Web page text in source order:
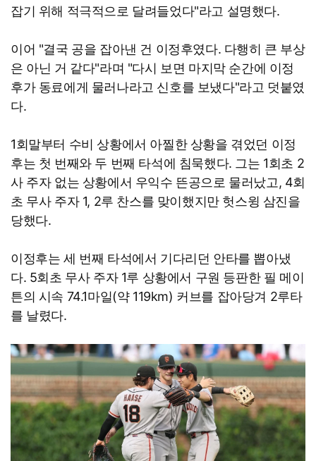
잡기 위해 적극적으로 달려들었다"라고 설명했다.
이어 "결국 공을 잡아낸 건 이정후였다. 다행히 큰 부상
은 아닌 거 같다"라며 "다시 보면 마지막 순간에 이정
후가 동료에게 물러나라고 신호를 보냈다"라고 덧붙였
다.
1회말부터 수비 상황에서 아찔한 상황을 겪었던 이정
후는 첫 번째와 두 번째 타석에 침묵했다. 그는 1회초 2
사 주자 없는 상황에서 우익수 뜬공으로 물러났고, 4회
초 무사 주자 1, 2루 찬스를 맞이했지만 헛스윙 삼진을
당했다.
이정후는 세 번째 타석에서 기다리던 안타를 뽑아냈
다. 5회초 무사 주자 1루 상황에서 구원 등판한 필 메이
튼의 시속 74.1마일(약 119km) 커브를 잡아당겨 2루타
를 날렸다.